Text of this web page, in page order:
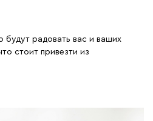
радовать вас и ваших
стоит привезти из